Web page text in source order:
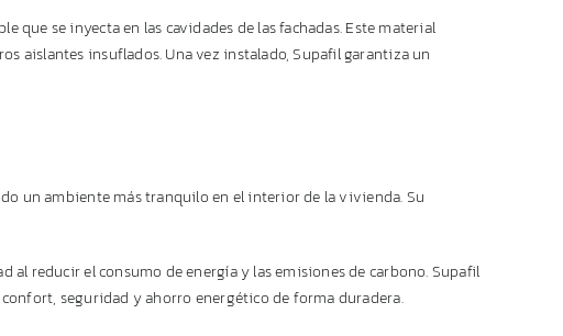
que se inyecta en las cavidades de las fachadas. Este material
aislantes insuflados. Una vez instalado, Supafil garantiza un
un ambiente más tranquilo en el interior de la vivienda. Su
reducir el consumo de energía y las emisiones de carbono. Supafil
seguridad y ahorro energético de forma duradera.